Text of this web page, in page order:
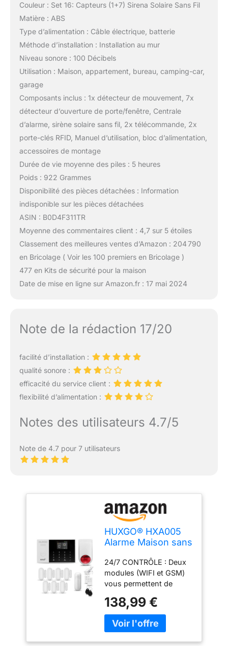
Couleur : Set 16: Capteurs (1+7) Sirena Solaire Sans Fil
Matière : ABS
Type d’alimentation : Câble électrique, batterie
Méthode d’installation : Installation au mur
Niveau sonore : 100 Décibels
Utilisation : Maison, appartement, bureau, camping-car,
garage
Composants inclus : 1x détecteur de mouvement, 7x
détecteur d’ouverture de porte/fenêtre, Centrale
d’alarme, sirène solaire sans fil, 2x télécommande, 2x
porte-clés RFID, Manuel d’utilisation, bloc d’alimentation,
accessoires de montage
Durée de vie moyenne des piles : 5 heures
Poids : 922 Grammes
Disponibilité des pièces détachées : Information
indisponible sur les pièces détachées
ASIN : B0D4F311TR
Moyenne des commentaires client : 4,7 sur 5 étoiles
Classement des meilleures ventes d’Amazon : 204 790
en Bricolage ( Voir les 100 premiers en Bricolage )
477 en Kits de sécurité pour la maison
Date de mise en ligne sur Amazon.fr : 17 mai 2024
Note de la rédaction 17/20
facilité d’installation :
qualité sonore :
efficacité du service client :
flexibilité d’alimentation :
Notes des utilisateurs 4.7/5
Note de 4.7 pour 7 utilisateurs
HUXGO® HXA005
Alarme Maison sans
avec Sirène
exterieure sans Fil |
Système d'alarme
avec détecteur de
Mouvement, 7X
capteurs de Porte |
Kit sécurité Maison,
Appartement,
24/7 CONTRÔLE : Deux
modules (WIFI et GSM)
vous permettent de
sans fil à partir de votre
téléphone via
l'application TUYA Smart
138,99 €